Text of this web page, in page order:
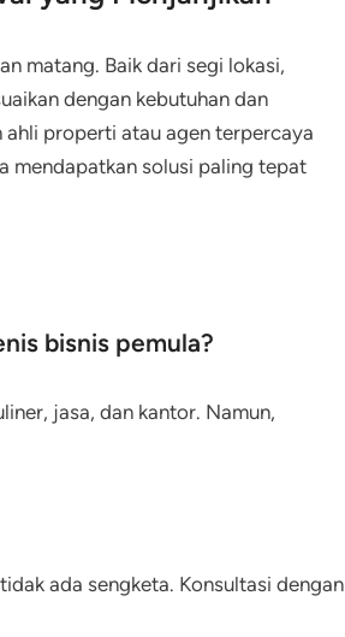
matang. Baik dari segi lokasi,
dengan kebutuhan dan
ahli properti atau agen terpercaya
mendapatkan solusi paling tepat
bisnis pemula?
jasa, dan kantor. Namun,
ada sengketa. Konsultasi dengan